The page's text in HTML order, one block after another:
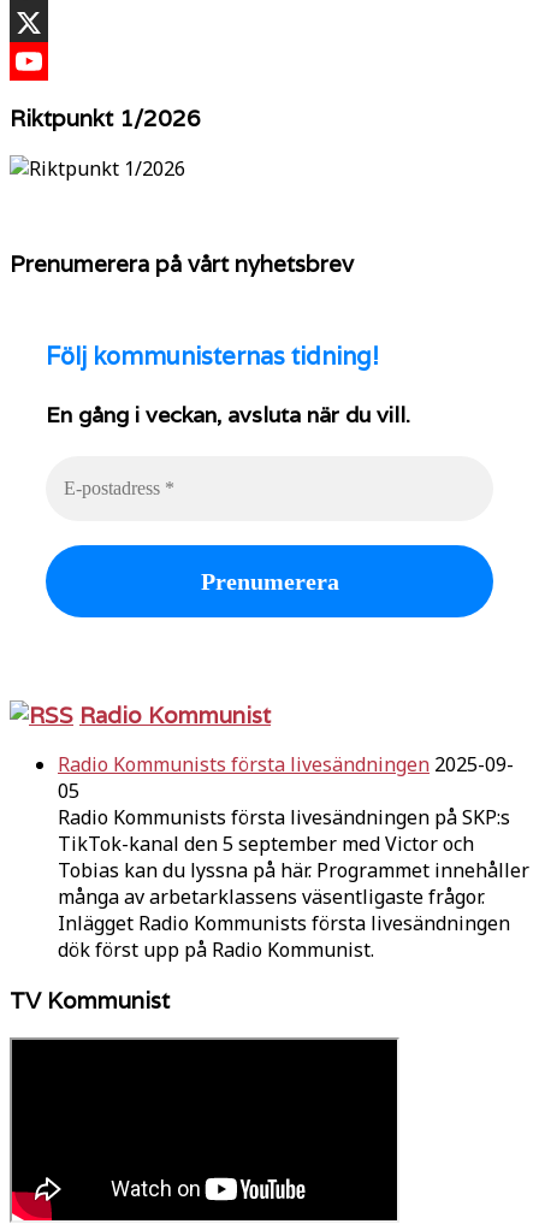
TikTok
X
Riktpunkt 1/2026
Prenumerera på vårt nyhetsbrev
Följ kommunisternas tidning!
En gång i veckan, avsluta när du vill.
Radio Kommunist
Radio Kommunists första livesändningen 2025-09-
05
Radio Kommunists första livesändningen på SKP:s
TikTok-kanal den 5 september med Victor och
Tobias kan du lyssna på här. Programmet innehåller
många av arbetarklassens väsentligaste frågor.
Inlägget Radio Kommunists första livesändningen
dök först upp på Radio Kommunist.
TV Kommunist